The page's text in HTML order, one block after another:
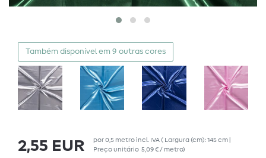
Também disponível em 9 outras cores
2,55 EUR por0,5 metroincl. IVA( Largura (cm): 145 cm |
Preço unitário 5,09 € / metro)